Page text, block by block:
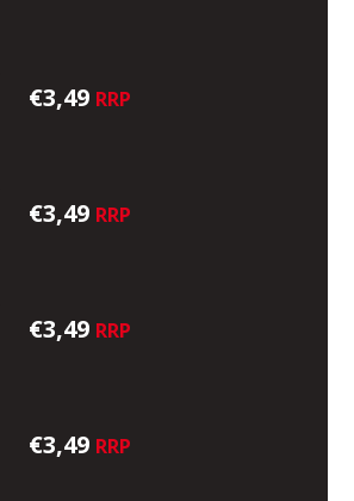
€3,49 RRP
€3,49 RRP
€3,49 RRP
€3,49 RRP